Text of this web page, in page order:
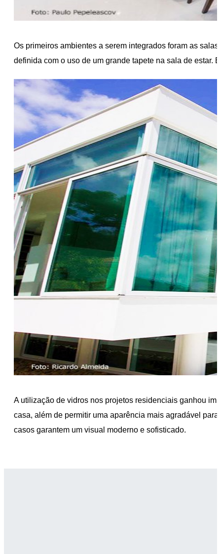
Os primeiros ambientes a serem integrados foram as
definida com o uso de um grande tapete na sala de estar.
A utilização de vidros nos projetos residenciais ganhou
casa, além de permitir uma aparência mais agradável
casos garantem um visual moderno e sofisticado.